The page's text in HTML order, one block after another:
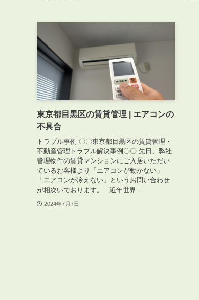
ABOUT
会社概要
企業理念
スタッフ紹介
グループ会社紹介
採用情報
SERVICE管理オーナー様限定サービス
管理オーナー様ご紹介制度
投資不動産を売却したい方
東京都目黒区の賃貸管理 | エアコンの
不具合
トラブル事例 〇〇東京都目黒区の賃貸管理・
不動産管理トラブル解決事例〇〇 先日、弊社
管理物件の賃貸マンションにご入居いただい
ているお客様より「エアコンが動かない」
「エアコンが冷えない」というお問い合わせ
が相次いでおります。 近年世界...
2024年7月7日